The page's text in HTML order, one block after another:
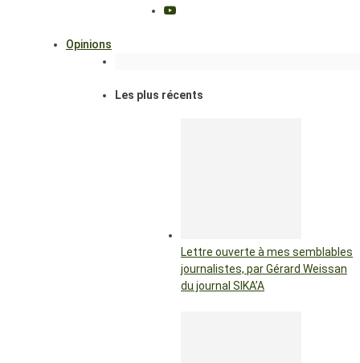
Opinions
Les plus récents
Lettre ouverte à mes semblables
journalistes, par Gérard Weissan
du journal SIKA’A